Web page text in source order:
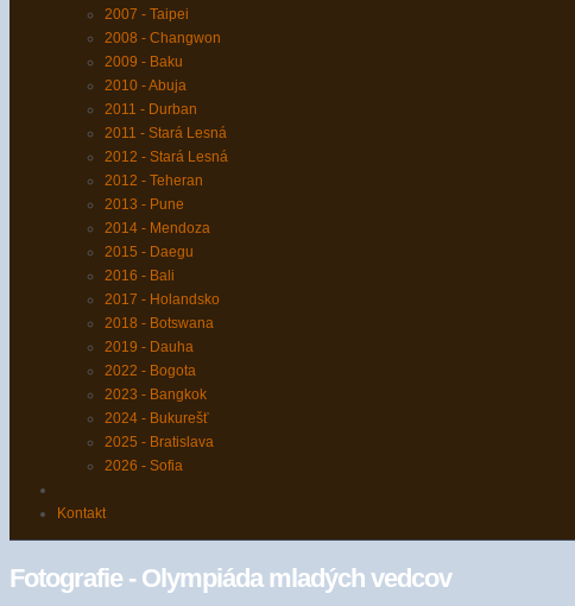
2007 - Taipei
2008 - Changwon
2009 - Baku
2010 - Abuja
2011 - Durban
2011 - Stará Lesná
2012 - Stará Lesná
2012 - Teheran
2013 - Pune
2014 - Mendoza
2015 - Daegu
2016 - Bali
2017 - Holandsko
2018 - Botswana
2019 - Dauha
2022 - Bogota
2023 - Bangkok
2024 - Bukurešť
2025 - Bratislava
2026 - Sofia
Kontakt
Fotografie - Olympiáda mladých vedcov